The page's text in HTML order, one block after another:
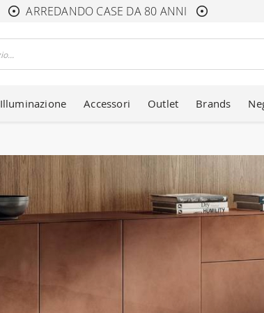
ARREDANDO CASE DA 80 ANNI
Illuminazione Accessori Outlet Brands